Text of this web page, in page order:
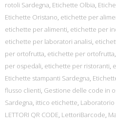
rotoli Sardegna, Etichette Olbia,
Etichette Oristano, etichette per
etichette per alimenti, etichette per
etichette per laboratori analisi,
per ortofrutta, etichette per ortofrutta,
per ospedali, etichette per ristoranti,
Etichette stampanti Sardegna,
flusso clienti, Gestione delle code in
Sardegna, ittico etichette,
LETTORI QR CODE, LettoriBarcode,